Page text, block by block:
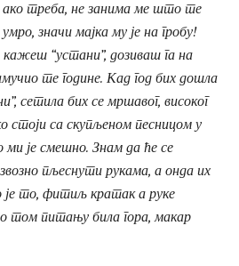
ако треба, не занима ме што те
значи мајка му је на гробу!
“устани”, дозиваш га на
те године. Кад год бих дошла
сетила бих се мршавог, високог
стоји са скупљеном песницом у
је смешно. Знам да ће се
пљеснути рукама, а онда их
је то, фитиљ кратак а руке
том питању била гора, макар